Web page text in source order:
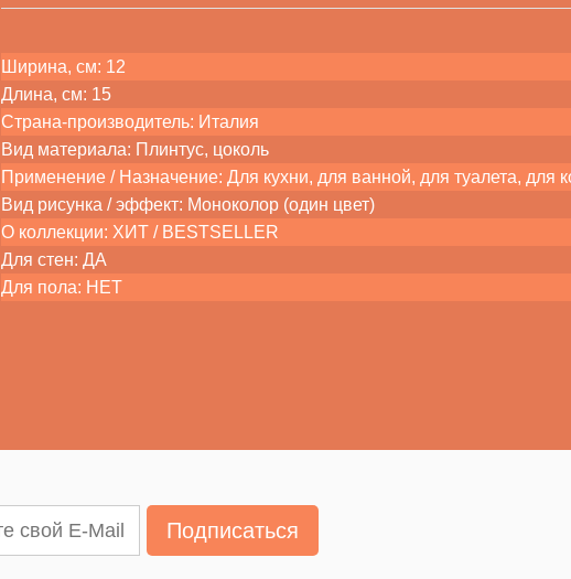
Ширина, см: 12
Длина, см: 15
Страна-производитель: Италия
Вид материала: Плинтус, цоколь
Применение / Назначение: Для кухни, для ванной, для туалета, для
Вид рисунка / эффект: Моноколор (один цвет)
О коллекции: ХИТ / BESTSELLER
Для стен: ДА
Для пола: НЕТ
Подписаться